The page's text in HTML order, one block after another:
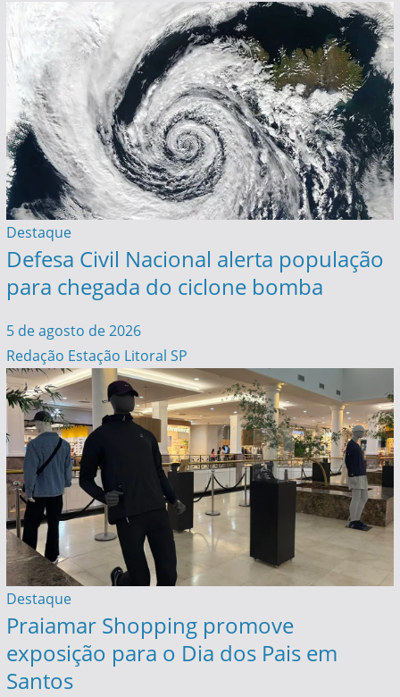
Destaque
Defesa Civil Nacional alerta população
para chegada do ciclone bomba
5 de agosto de 2026
Redação Estação Litoral SP
Destaque
Praiamar Shopping promove
exposição para o Dia dos Pais em
Santos